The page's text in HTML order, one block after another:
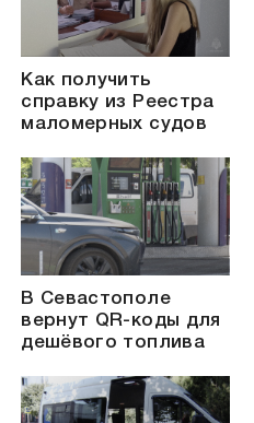
Как получить
справку из Реестра
маломерных судов
В Севастополе
вернут QR-коды для
дешёвого топлива